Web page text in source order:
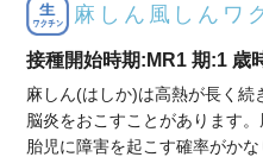
麻しん風しんワ
接種開始時期:MR1 期:1 歳
麻しん(はしか)は高熱が長く
脳炎をおこすことがあります
胎児に障害を起こす確率がか